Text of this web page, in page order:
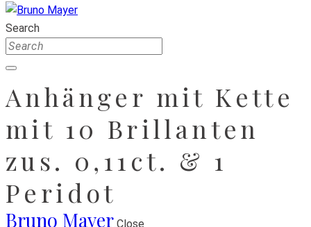
Search
Anhänger mit Kette
mit 10 Brillanten
zus. 0,11ct. & 1
Peridot
Bruno Mayer Close